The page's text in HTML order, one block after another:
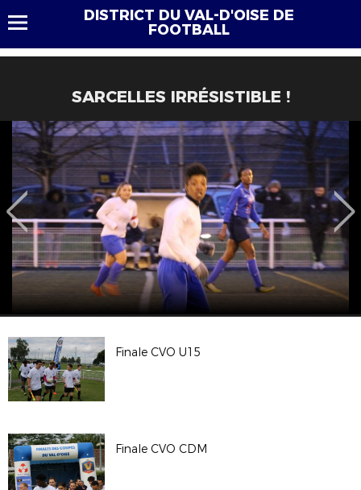
DISTRICT DU VAL-D'OISE DE
FOOTBALL
SARCELLES IRRÉSISTIBLE !
Finale CVO U15
Finale CVO CDM